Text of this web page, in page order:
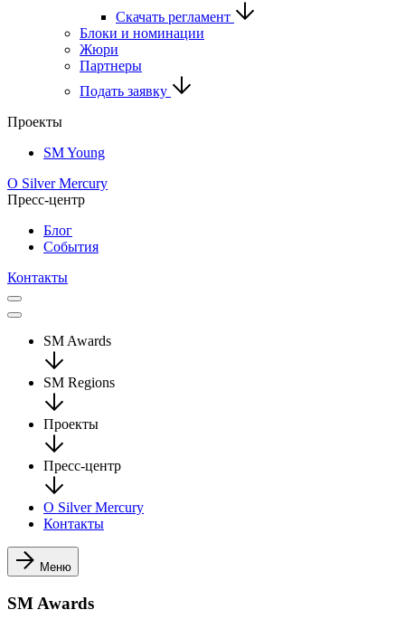
Скачать регламент
Блоки и номинации
Жюри
Партнеры
Подать заявку
Проекты
SM Young
О Silver Mercury
Пресс-центр
Блог
События
Контакты
SM Awards
SM Regions
Проекты
Пресс-центр
О Silver Mercury
Контакты
Меню
SM Awards